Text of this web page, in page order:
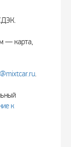
— карта,
.
к